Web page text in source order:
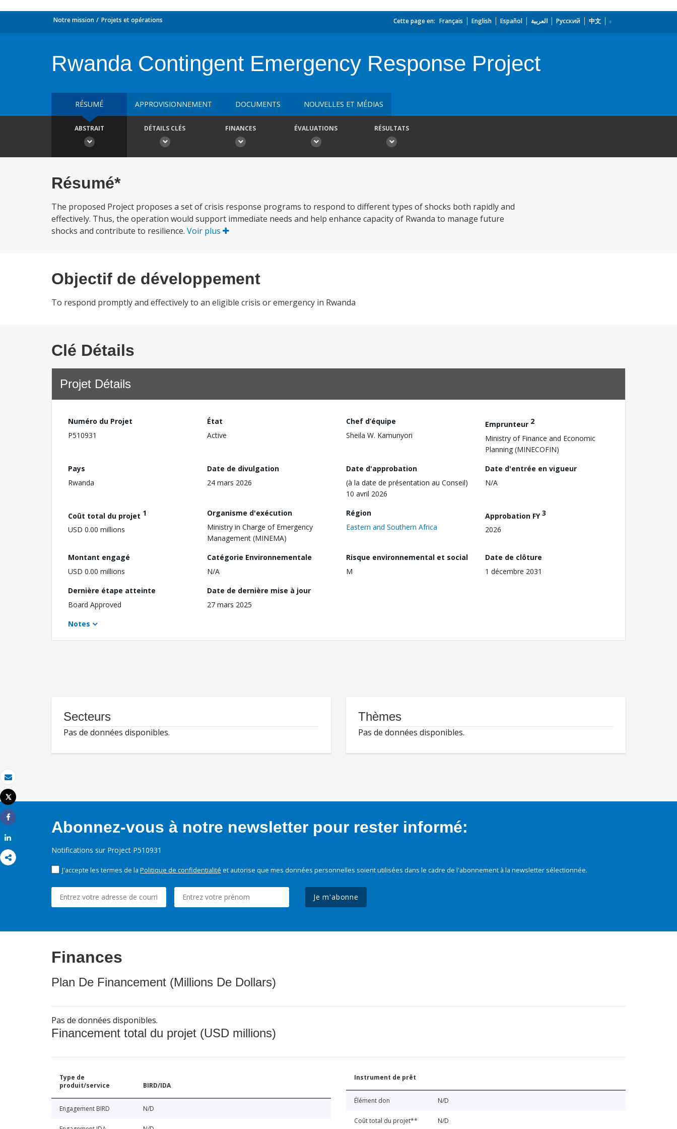
Email
Imprimer
Tweet
Share
Notre mission Projets et opérations Cette page en: Français English Español العربية Русский 中文
Rwanda Contingent Emergency Response Project
RÉSUMÉ APPROVISIONNEMENT DOCUMENTS NOUVELLES ET MÉDIAS
ABSTRAIT DÉTAILS CLÉS FINANCES ÉVALUATIONS RÉSULTATS
Résumé*
The proposed Project proposes a set of crisis response programs to respond to different types of shocks both rapidly and
effectively. Thus, the operation would support immediate needs and help enhance capacity of Rwanda to manage future
shocks and contribute to resilience. Voir plus
Objectif de développement
To respond promptly and effectively to an eligible crisis or emergency in Rwanda
Clé Détails
Projet Détails
Numéro du Projet
P510931
État
Active
Chef d’équipe
Sheila W. Kamunyori
Emprunteur 2
Ministry of Finance and Economic
Planning (MINECOFIN)
Pays
Rwanda
Date de divulgation
24 mars 2026
Date d'approbation
(à la date de présentation au Conseil)
10 avril 2026
Date d'entrée en vigueur
N/A
Coût total du projet 1
USD 0.00 millions
Organisme d'exécution
Ministry in Charge of Emergency
Management (MINEMA)
Région
Eastern and Southern Africa
Approbation FY3
2026
Montant engagé
USD 0.00 millions
Catégorie Environnementale
N/A
Risque environnemental et social
M
Date de clôture
1 décembre 2031
Dernière étape atteinte
Board Approved
Date de dernière mise à jour
27 mars 2025
Notes
Secteurs
Pas de données disponibles.
Thèmes
Pas de données disponibles.
Abonnez-vous à notre newsletter pour rester informé:
Notifications sur Project P510931
J'accepte les termes de la Politique de confidentialité et autorise que mes données personnelles soient utilisées dans le cadre de l'abonnement à la newsletter sélectionnée.
Je m'abonne
Finances
Plan De Financement (Millions De Dollars)
Pas de données disponibles.
Financement total du projet (USD millions)
Type de
produit/service
BIRD/IDA
Engagement BIRD N/D
Instrument de prêt
Élément don N/D
Coût total du projet** N/D